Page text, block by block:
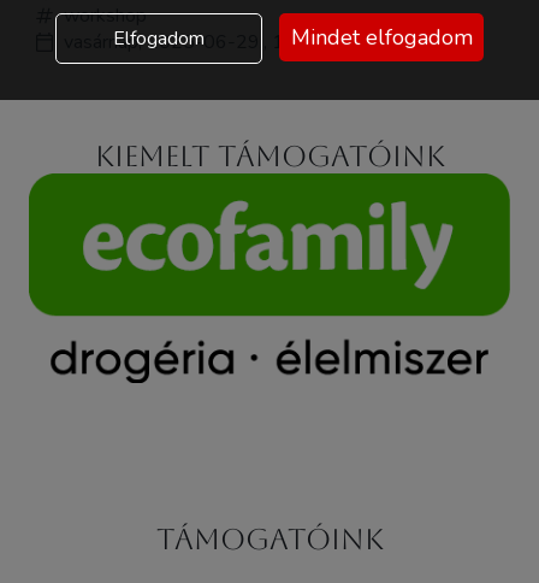
workshop
vasárnap, 2025-06-29., 15:00 - 19:00
Kiemelt támogatóink
Támogatóink
Elfogadom Mindet elfogadom